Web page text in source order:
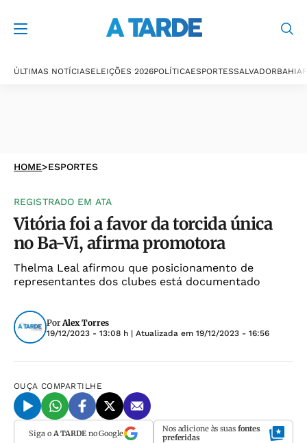
ÚLTIMAS NOTÍCIASELEIÇÕES 2026POLÍTICAESPORTESSALVADORBAHIA
HOME>ESPORTES
REGISTRADO EM ATA
Vitória foi a favor da torcida única
no Ba-Vi, afirma promotora
Thelma Leal afirmou que posicionamento de
representantes dos clubes está documentado
PorAlex Torres
19/12/2023 - 13:08 h | Atualizada em 19/12/2023 - 16:56
OUÇA COMPARTILHE
Siga o A TARDEno Google Nos adicione às suas fontes
preferidas